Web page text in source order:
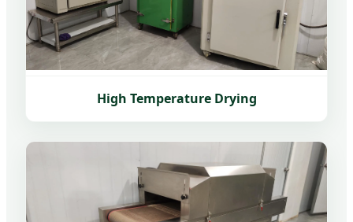
High Temperature Drying